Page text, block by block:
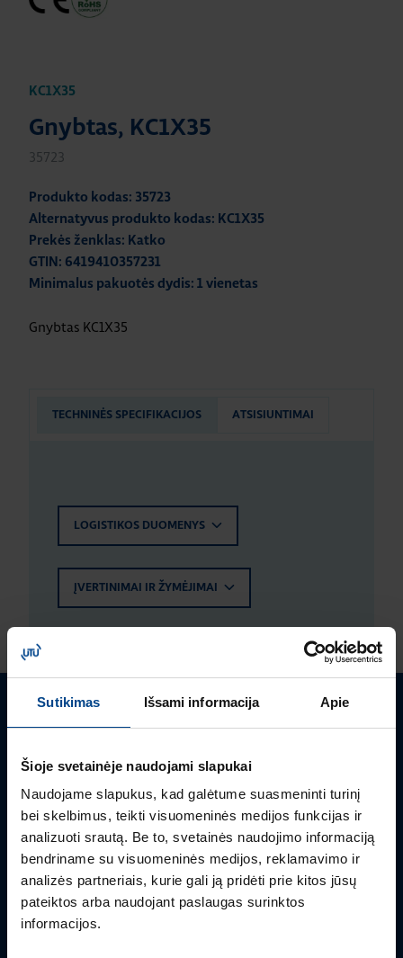
Sutikimas Išsami informacija Apie
Šioje svetainėje naudojami slapukai
Naudojame slapukus, kad galėtume suasmeninti turinį
bei skelbimus, teikti visuomeninės medijos funkcijas ir
analizuoti srautą. Be to, svetainės naudojimo informaciją
bendriname su visuomeninės medijos, reklamavimo ir
analizės partneriais, kurie gali ją pridėti prie kitos jūsų
pateiktos arba naudojant paslaugas surinktos
informacijos.
KC1X35
Gnybtas, KC1X35
35723
Produkto kodas: 35723
Alternatyvus produkto kodas: KC1X35
Prekės ženklas: Katko
GTIN: 6419410357231
Minimalus pakuotės dydis: 1 vienetas
Gnybtas KC1X35
TECHNINĖS SPECIFIKACIJOS ATSISIUNTIMAI
LOGISTIKOS DUOMENYS
ĮVERTINIMAI IR ŽYMĖJIMAI
Turite klausimų? Susisiekite
Mielai atsakysime į Jums aktualius klausimus.